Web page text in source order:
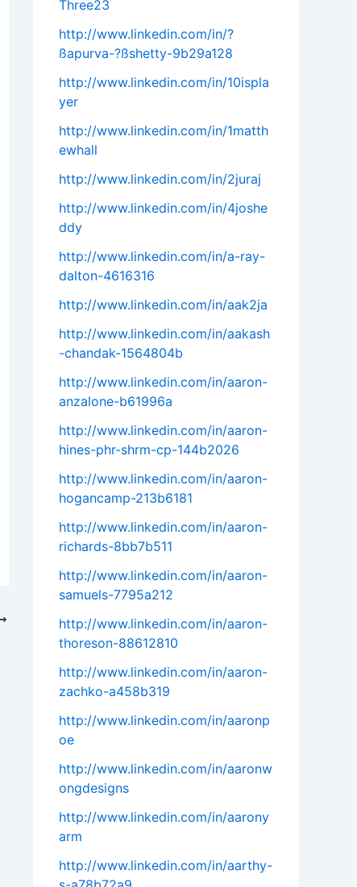
Three23
http://www.linkedin.com/in/?
ßapurva-?ßshetty-9b29a128
http://www.linkedin.com/in/10ispla
yer
http://www.linkedin.com/in/1matth
ewhall
http://www.linkedin.com/in/2juraj
http://www.linkedin.com/in/4joshe
ddy
http://www.linkedin.com/in/a-ray-
dalton-4616316
http://www.linkedin.com/in/aak2ja
http://www.linkedin.com/in/aakash
-chandak-1564804b
http://www.linkedin.com/in/aaron-
anzalone-b61996a
http://www.linkedin.com/in/aaron-
hines-phr-shrm-cp-144b2026
http://www.linkedin.com/in/aaron-
hogancamp-213b6181
http://www.linkedin.com/in/aaron-
richards-8bb7b511
http://www.linkedin.com/in/aaron-
samuels-7795a212
http://www.linkedin.com/in/aaron-
thoreson-88612810
http://www.linkedin.com/in/aaron-
zachko-a458b319
http://www.linkedin.com/in/aaronp
oe
http://www.linkedin.com/in/aaronw
ongdesigns
http://www.linkedin.com/in/aarony
arm
http://www.linkedin.com/in/aarthy-